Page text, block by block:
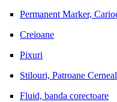
Permanent Marker,
Creioane
Pixuri
Stilouri, Patroane
Fluid, banda corectoare